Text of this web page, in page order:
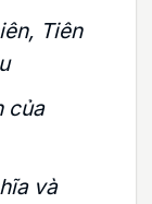
Tiên
của
và